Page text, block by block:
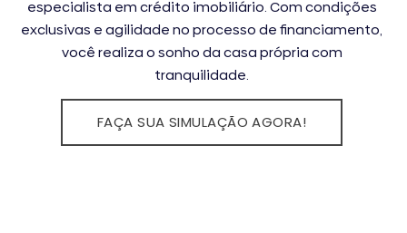
especialista em crédito imobiliário. Com condições
exclusivas e agilidade no processo de financiamento,
você realiza o sonho da casa própria com
tranquilidade.
FAÇA SUA SIMULAÇÃO AGORA!